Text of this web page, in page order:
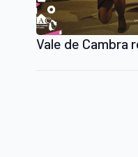
Vale de Cambra